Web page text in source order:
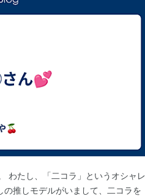
わたし、「二コラ」というオシャレ
推しモデルがいまして、二コラを